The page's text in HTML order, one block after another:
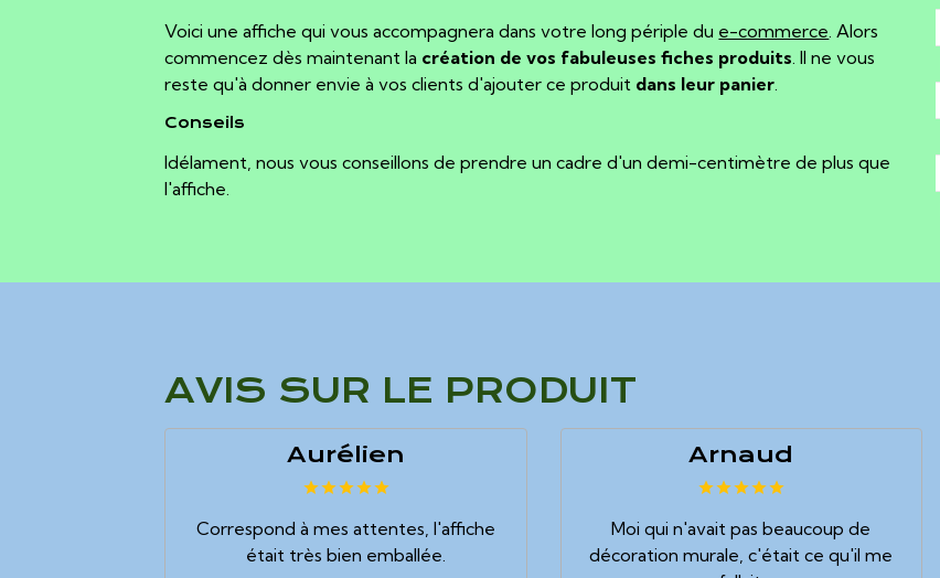
Voici une affiche qui vous accompagnera dans votre long périple du e-commerce . Alors
commencez dès maintenant la création de vos fabuleuses fiches produits . Il ne vous
reste qu'à donner envie à vos clients d'ajouter ce produit dans leur panier
Conseils
Idélament, nous vous conseillons de prendre un cadre d'un demi-centimètre de plus que
l'affiche.
AVIS SUR LE PRODUIT
Aurélien
Correspond à mes attentes, l'affiche
était très bien emballée.
Arnaud
Moi qui n'avait pas beaucoup de
décoration murale, c'était ce qu'il me